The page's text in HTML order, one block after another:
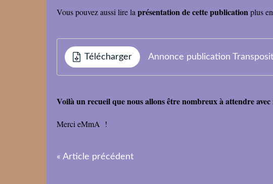
Vous pouvez aussi lire la présentation de cette publicationplus
Télécharger Annonce publication
Voilà un recueil que nous allons être nombreux à attendre
Merci eMmA !
« Article précédent